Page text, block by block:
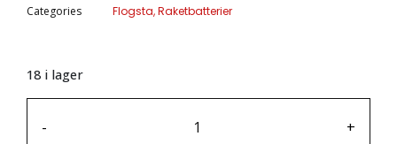
Categories
Flogsta,Raketbatterier
18 i lager
- +